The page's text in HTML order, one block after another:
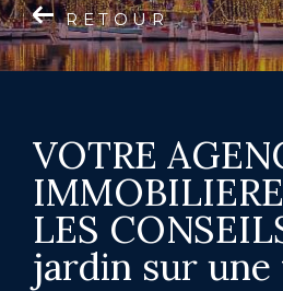
RETOUR
VOTRE
LES
jardin sur une